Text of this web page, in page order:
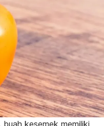
kesemek memiliki